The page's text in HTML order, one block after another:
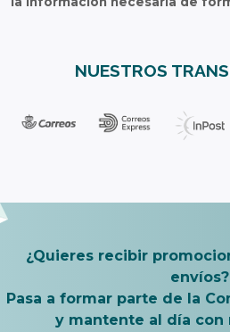
NUESTROS
¿Quieres recibir
envíos?
Pasa a formar parte de la
y mantente al día con